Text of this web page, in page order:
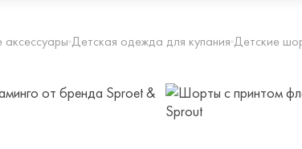
аксессуары Детская одежда для купания Детские